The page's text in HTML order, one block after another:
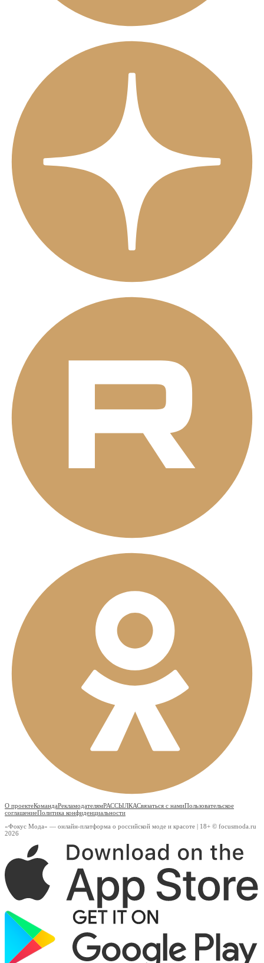
О проектеКомандаРекламодателямРАССЫЛКАСвязаться с намиПользовательское
соглашениеПолитика конфиденциальности
«Фокус Мода» — онлайн-платформа о российской моде и красоте | 18+ © focusmoda.ru
2026